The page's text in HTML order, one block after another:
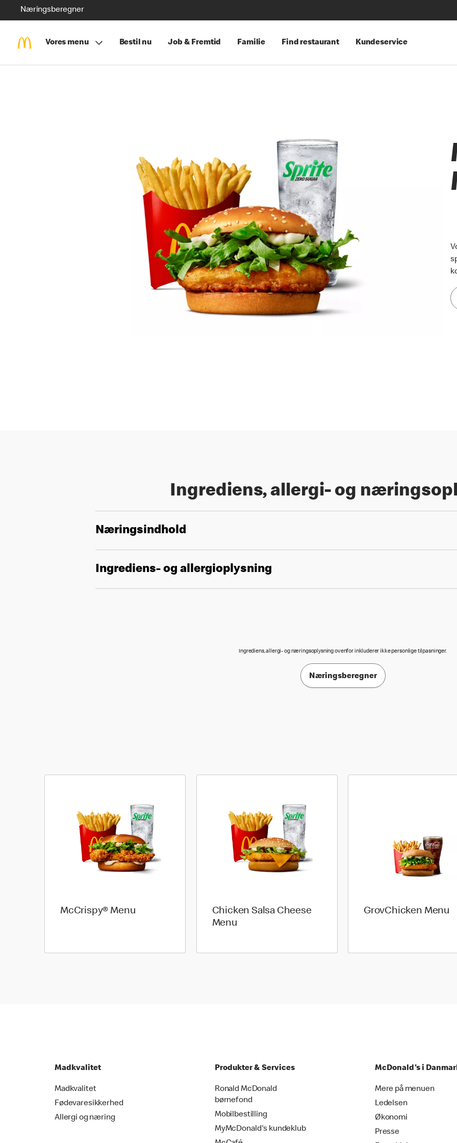
Næringsberegner
Vores menu Bestil nu Job & Fremtid Familie Find restaurant Kundeservice
Ingrediens, allergi- og
Næringsindhold
Ingrediens- og allergioplysning
Ingrediens, allergi- og næringsoplysning ovenfor inkluderer ikke personlige tilpasninger.
Næringsberegner
McCrispy® Menu
Chicken Salsa Cheese
Menu
GrovChicken Menu
Madkvalitet
Madkvalitet
Fødevaresikkerhed
Allergi og næring
Produkter & Services
Ronald McDonald
børnefond
Mobilbestilling
MyMcDonald's kundeklub
McDonald's i
Mere på menuen
Ledelsen
Økonomi
Presse